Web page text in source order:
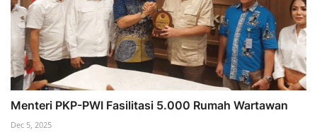
Menteri PKP-PWI Fasilitasi 5.000 Rumah Wartawan
Dec 5, 2025